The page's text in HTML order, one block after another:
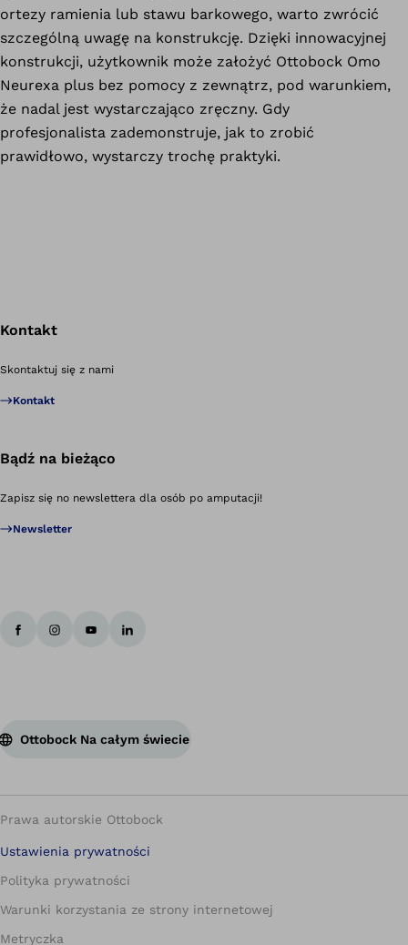
ortezy ramienia lub stawu barkowego, warto zwrócić
szczególną uwagę na konstrukcję. Dzięki innowacyjnej
konstrukcji, użytkownik może założyć Ottobock Omo
Neurexa plus bez pomocy z zewnątrz, pod warunkiem,
że nadal jest wystarczająco zręczny. Gdy
profesjonalista zademonstruje, jak to zrobić
prawidłowo, wystarczy trochę praktyki.
Kontakt
Skontaktuj się z nami
Kontakt
Bądź na bieżąco
Zapisz się no newslettera dla osób po amputacji!
Newsletter
Ottobock Na całym świecie
Prawa autorskie Ottobock
Ustawienia prywatności
Polityka prywatności
Warunki korzystania ze strony internetowej
Metryczka